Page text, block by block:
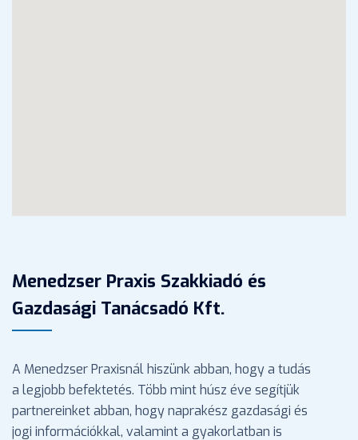
Menedzser Praxis Szakkiadó és
Gazdasági Tanácsadó Kft.
A Menedzser Praxisnál hiszünk abban, hogy a tudás
a legjobb befektetés. Több mint húsz éve segítjük
partnereinket abban, hogy naprakész gazdasági és
jogi információkkal, valamint a gyakorlatban is